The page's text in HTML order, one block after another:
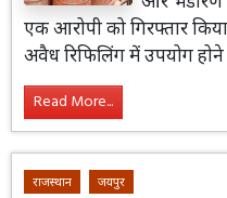
एक आरोपी को गिरफ्तार
अवैध रिफिलिंग में उपयोग
Read More...
राजस्थान जयपुर